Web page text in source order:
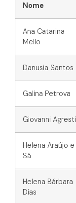
Nome
Ana Catarina
Mello
Danusia Santos
Galina Petrova
Giovanni Agresti
Helena Araújo e
Sá
Helena Bárbara
Dias